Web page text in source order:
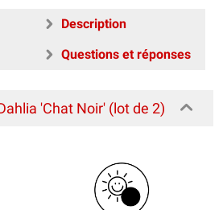
Description
Questions et réponses
'Chat Noir' (lot de 2)